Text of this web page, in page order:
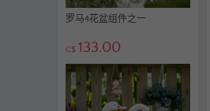
罗马4花盆组件之一
C$ 133.00